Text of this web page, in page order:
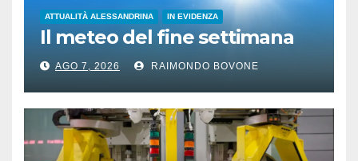
ATTUALITÀ ALESSANDRINA IN EVIDENZA
Il meteo del fine settimana
AGO 7, 2026 RAIMONDO BOVONE